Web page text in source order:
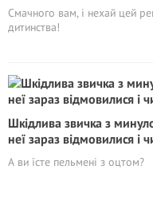
Смачного вам, і нехай цей
дитинства!
Шкідлива звичка з
неї зараз відмовилися і
А ви їсте пельмені з оцтом?